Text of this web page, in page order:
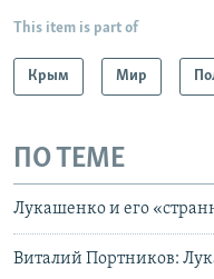
This item is part of
Крым Мир
ПО ТЕМЕ
Лукашенко и его
Виталий Портников: